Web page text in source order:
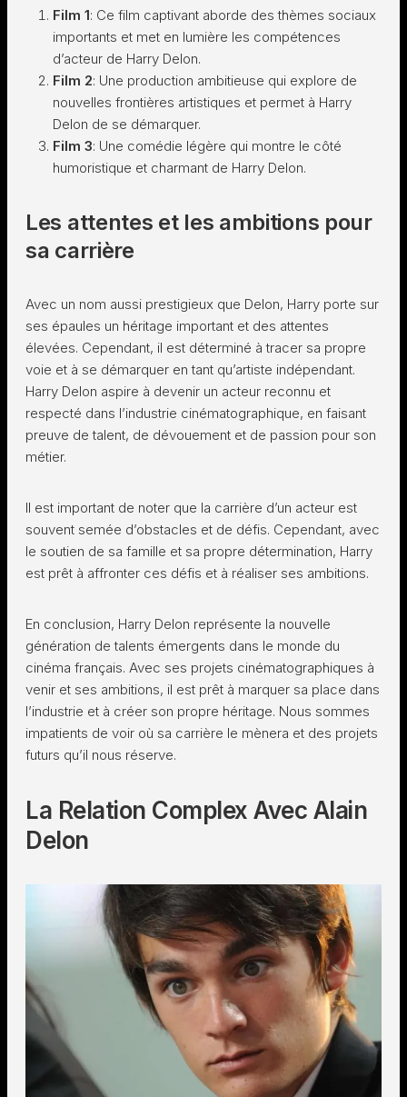
Film 1: Ce film captivant aborde des thèmes sociaux
importants et met en lumière les compétences
d’acteur de Harry Delon.
Film 2: Une production ambitieuse qui explore de
nouvelles frontières artistiques et permet à Harry
Delon de se démarquer.
Film 3: Une comédie légère qui montre le côté
humoristique et charmant de Harry Delon.
Les attentes et les ambitions pour
sa carrière
Avec un nom aussi prestigieux que Delon, Harry porte sur
ses épaules un héritage important et des attentes
élevées. Cependant, il est déterminé à tracer sa propre
voie et à se démarquer en tant qu’artiste indépendant.
Harry Delon aspire à devenir un acteur reconnu et
respecté dans l’industrie cinématographique, en faisant
preuve de talent, de dévouement et de passion pour son
métier.
Il est important de noter que la carrière d’un acteur est
souvent semée d’obstacles et de défis. Cependant, avec
le soutien de sa famille et sa propre détermination, Harry
est prêt à affronter ces défis et à réaliser ses ambitions.
En conclusion, Harry Delon représente la nouvelle
génération de talents émergents dans le monde du
cinéma français. Avec ses projets cinématographiques à
venir et ses ambitions, il est prêt à marquer sa place dans
l’industrie et à créer son propre héritage. Nous sommes
impatients de voir où sa carrière le mènera et des projets
futurs qu’il nous réserve.
La Relation Complex Avec Alain
Delon